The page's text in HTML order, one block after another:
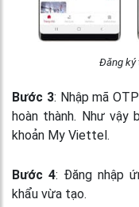
Đăng ký
Bước 3: Nhập mã
hoàn thành. Như vậy
khoản My Viettel.
Bước 4: Đăng nhập
khẩu vừa tạo.